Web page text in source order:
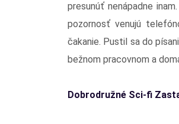
presunúť nenápadne
pozornosť venujú
čakanie. Pustil sa do
bežnom pracovnom a
Dobrodružné Sci-fi